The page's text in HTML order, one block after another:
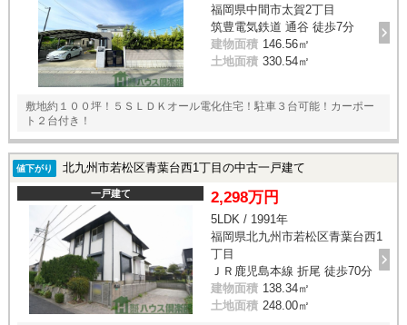
福岡県中間市太賀2丁目
筑豊電気鉄道 通谷 徒歩7分
建物面積 146.56㎡
土地面積 330.54㎡
敷地約１００坪！５ＳＬＤＫオール電化住宅！駐車３台可能！カーポー
ト２台付き！
値下がり 北九州市若松区青葉台西1丁目の中古一戸建て
一戸建て 2,298万円
5LDK / 1991年
福岡県北九州市若松区青葉台西1
丁目
ＪＲ鹿児島本線 折尾 徒歩70分
建物面積 138.34㎡
土地面積 248.00㎡